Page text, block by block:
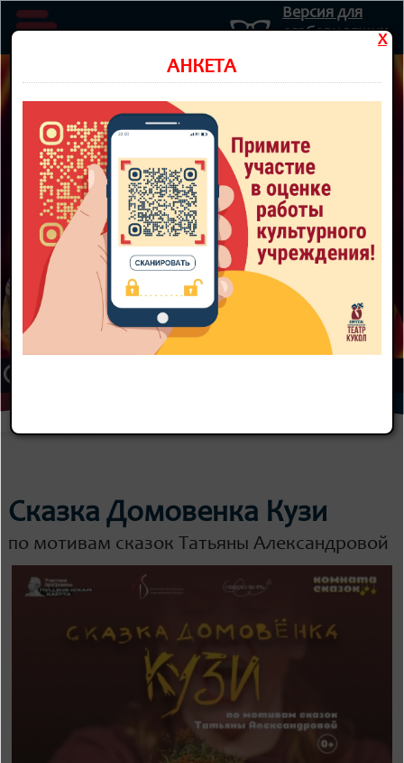
Версия для
слабовидящих
Министерство культуры Новосибирской области
НОВОСИБИРСКИЙ ОБЛАСТНОЙ
ТЕАТР КУКОЛ
8 800 300-49-10
93 театральный сезон
Сказка Домовенка Кузи
по мотивам сказок Татьяны Александровой
X
АНКЕТА